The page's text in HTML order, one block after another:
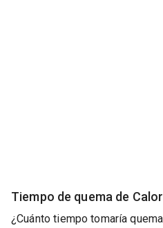
Tiempo de quema de
¿Cuánto tiempo tomaría